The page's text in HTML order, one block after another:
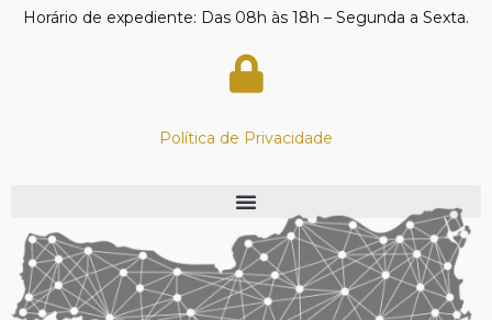
Horário de expediente: Das 08h às 18h – Segunda a Sexta.
Política de Privacidade